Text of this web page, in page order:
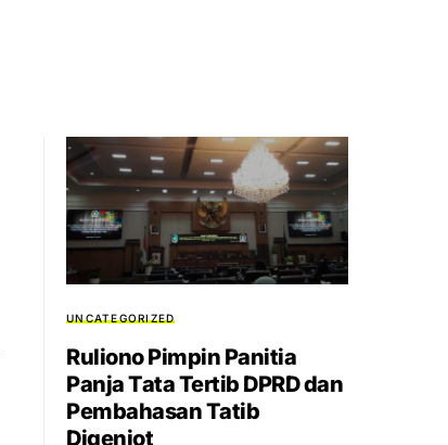
UNCATEGORIZED
Ruliono Pimpin Panitia
Panja Tata Tertib DPRD dan
Pembahasan Tatib
Digenjot